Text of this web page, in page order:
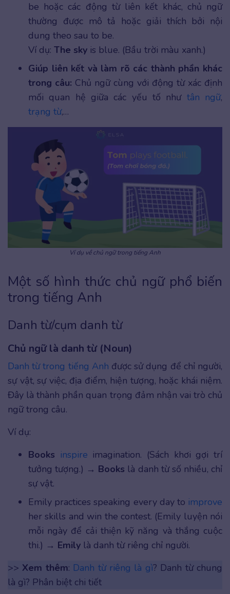
be hoặc các động từ liên kết khác, chủ ngữ
thường được mô tả hoặc giải thích bởi nội
dung theo sau to be.
Ví dụ: The sky is blue. (Bầu trời màu xanh.)
Giúp liên kết và làm rõ các thành phần khác
trong câu: Chủ ngữ cùng với động từ xác định
mối quan hệ giữa các yếu tố như tân ngữ,
trạng từ,…
Ví dụ về chủ ngữ trong tiếng Anh
Một số hình thức chủ ngữ phổ biến
trong tiếng Anh
Danh từ/cụm danh từ
Chủ ngữ là danh từ (Noun)
Danh từ trong tiếng Anh được sử dụng để chỉ người,
sự vật, sự việc, địa điểm, hiện tượng, hoặc khái niệm.
Đây là thành phần quan trọng đảm nhận vai trò chủ
ngữ trong câu.
Ví dụ:
Books inspire imagination. (Sách khơi gợi trí
tưởng tượng.) → Books là danh từ số nhiều, chỉ
sự vật.
Emily practices speaking every day to improve
her skills and win the contest. (Emily luyện nói
mỗi ngày để cải thiện kỹ năng và thắng cuộc
thi.) → Emily là danh từ riêng chỉ người.
>> Xem thêm: Danh từ riêng là gì? Danh từ chung
là gì? Phân biệt chi tiết